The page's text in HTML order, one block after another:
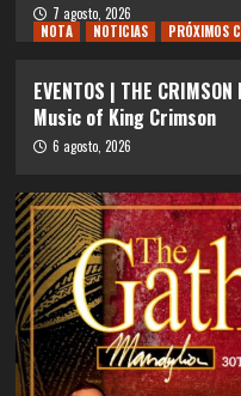
7 agosto, 2026
NOTA
NOTICIAS PRÓXIMOS
EVENTOS | THE
Music of King Crimson
6 agosto, 2026